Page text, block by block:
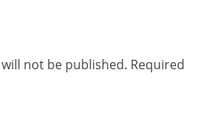
not be published. Required